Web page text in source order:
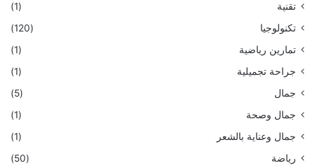
تقنية
(1)
تكنولوجيا
(120)
تمارين رياضية
(1)
جراحة تجميلية
(1)
جمال
(5)
جمال وصحة
(1)
جمال وعناية بالشعر
(1)
رياضة
(50)